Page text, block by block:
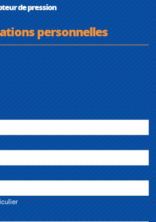
de pression
personnelles